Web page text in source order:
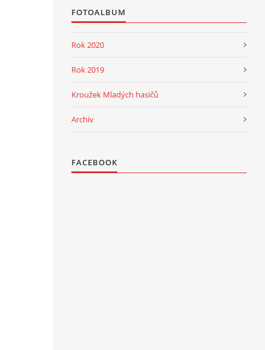
FOTOALBUM
Rok 2020
Rok 2019
Kroužek Mladých hasičů
Archiv
FACEBOOK